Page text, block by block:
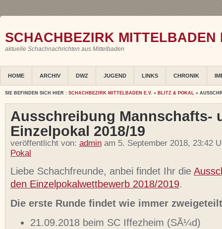
SCHACHBEZIRK MITTELBADEN
aktuelle Schachnachrichten aus Mittelbaden
HOME ARCHIV DWZ JUGEND LINKS CHRONIK
SIE BEFINDEN SICH HIER : SCHACHBEZIRK MITTELBADEN E.V. » BLITZ & POKAL »
Ausschreibung Mannschafts-
Einzelpokal 2018/19
veröffentlicht von: admin am 5. September 2018, 23:42
Pokal
Liebe Schachfreunde, anbei findet Ihr die
den Einzelpokalwettbewerb 2018/2019.
Die erste Runde findet wie immer
21.09.2018 beim SC Iffezheim (SÃ¼d)